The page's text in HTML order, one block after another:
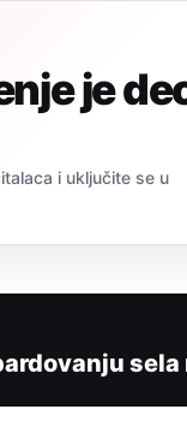
je
i uključite se u